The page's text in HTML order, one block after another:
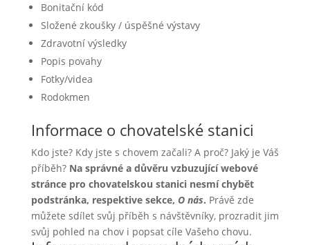
Bonitační kód
Složené zkoušky / úspěšné výstavy
Zdravotní výsledky
Popis povahy
Fotky/videa
Rodokmen
Informace o chovatelské stanici
Kdo jste? Kdy jste s chovem začali? A proč? Jaký je Váš
příběh? Na správné a důvěru vzbuzující webové
stránce pro chovatelskou stanici nesmí chybět
podstránka, respektive sekce, O nás. Právě zde
můžete sdílet svůj příběh s návštěvníky, prozradit jim
svůj pohled na chov i popsat cíle Vašeho chovu.